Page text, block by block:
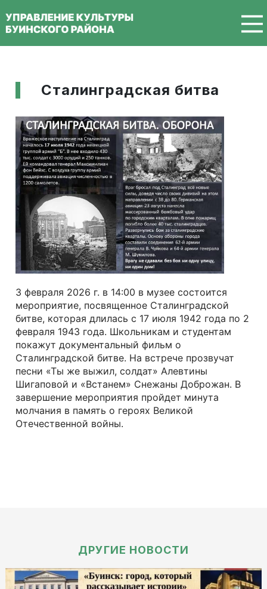
Сталинградская битва
3 февраля 2026 г. в 14:00 в музее состоится
мероприятие, посвященное Сталинградской
битве, которая длилась с 17 июля 1942 года по 2
февраля 1943 года. Школьникам и студентам
покажут документальный фильм о
Сталинградской битве. На встрече прозвучат
песни «Ты же выжил, солдат» Алевтины
Шигаповой и «Встанем» Снежаны Доброжан. В
завершение мероприятия пройдет минута
молчания в память о героях Великой
Отечественной войны.
ДРУГИЕ НОВОСТИ